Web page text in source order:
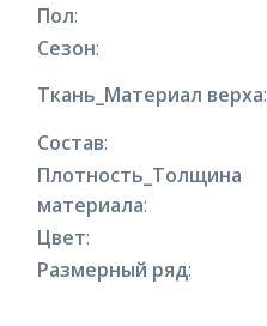
Пол:
Сезон:
Ткань_Материал верха:
Состав:
Плотность_Толщина
материала:
Цвет:
Размерный ряд: